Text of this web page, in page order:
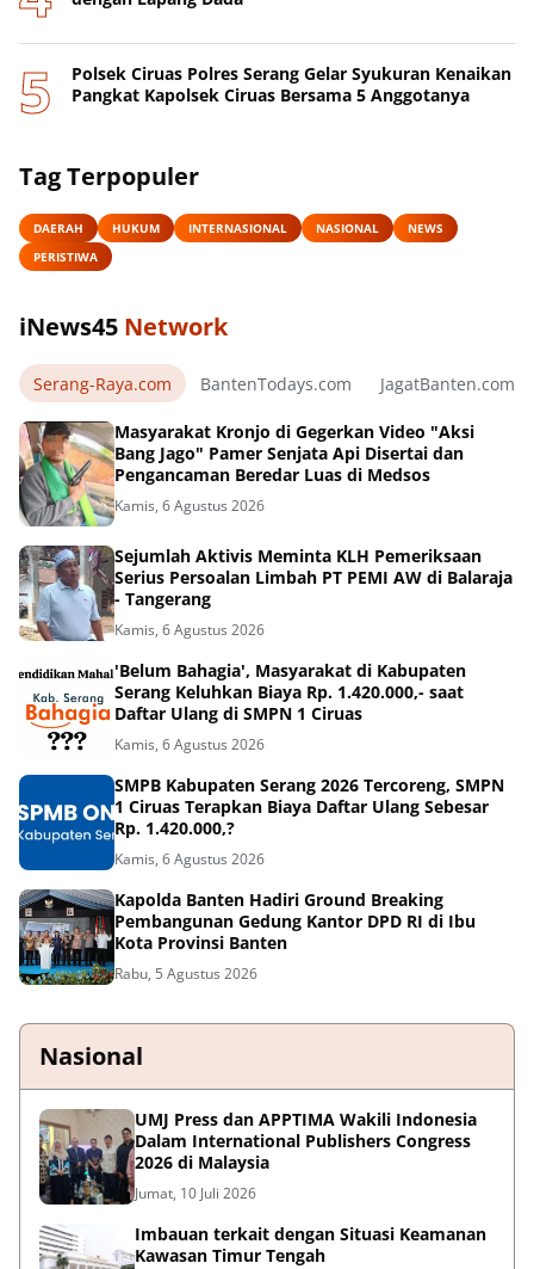
Polsek Ciruas Polres Serang Gelar Syukuran Kenaikan
Pangkat Kapolsek Ciruas Bersama 5 Anggotanya
Tag Terpopuler
DAERAH HUKUM INTERNASIONAL NASIONAL
NEWS
PERISTIWA
iNews45 Network
Serang-Raya.com BantenTodays.com JagatBanten.com
Masyarakat Kronjo di Gegerkan Video "Aksi
Bang Jago" Pamer Senjata Api Disertai dan
Pengancaman Beredar Luas di Medsos
Kamis, 6 Agustus 2026
Sejumlah Aktivis Meminta KLH Pemeriksaan
Serius Persoalan Limbah PT PEMI AW di Balaraja
- Tangerang
Kamis, 6 Agustus 2026
'Belum Bahagia', Masyarakat di Kabupaten
Serang Keluhkan Biaya Rp. 1.420.000,- saat
Daftar Ulang di SMPN 1 Ciruas
Kamis, 6 Agustus 2026
SMPB Kabupaten Serang 2026 Tercoreng, SMPN
1 Ciruas Terapkan Biaya Daftar Ulang Sebesar
Rp. 1.420.000,?
Kamis, 6 Agustus 2026
Kapolda Banten Hadiri Ground Breaking
Pembangunan Gedung Kantor DPD RI di Ibu
Kota Provinsi Banten
Rabu, 5 Agustus 2026
Nasional
UMJ Press dan APPTIMA Wakili Indonesia
Dalam International Publishers Congress
2026 di Malaysia
Jumat, 10 Juli 2026
Imbauan terkait dengan Situasi Keamanan
Kawasan Timur Tengah